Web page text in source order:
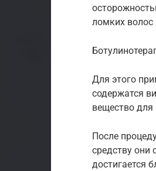
ломких волос
Для этого
содержатся
вещество для
После
средству они
достигается